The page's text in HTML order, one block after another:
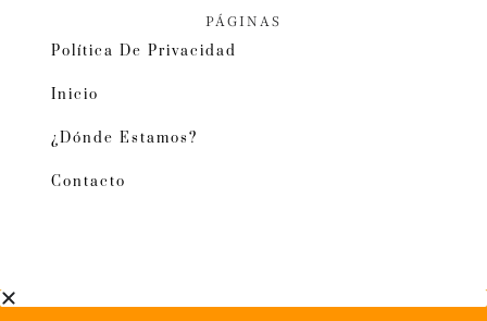
PÁGINAS
Política De Privacidad
Inicio
¿Dónde Estamos?
Contacto